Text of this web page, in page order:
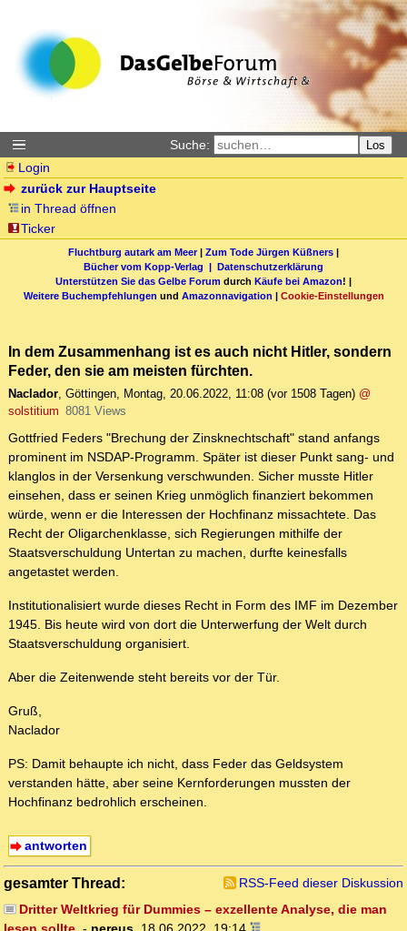
Suche: Los
Login
zurück zur Hauptseite
in Thread öffnen
Ticker
Fluchtburg autark am Meer| Zum Tode Jürgen Küßners |
Bücher vom Kopp-Verlag | Datenschutzerklärung
Unterstützen Sie das Gelbe Forum durch Käufe bei Amazon! |
Weitere Buchempfehlungen und Amazonnavigation | Cookie-Einstellungen
In dem Zusammenhang ist es auch nicht Hitler, sondern
Feder, den sie am meisten fürchten.
Naclador, Göttingen, Montag, 20.06.2022, 11:08 (vor 1508 Tagen) @
solstitium 8081 Views
Gottfried Feders "Brechung der Zinsknechtschaft" stand anfangs
prominent im NSDAP-Programm. Später ist dieser Punkt sang- und
klanglos in der Versenkung verschwunden. Sicher musste Hitler
einsehen, dass er seinen Krieg unmöglich finanziert bekommen
würde, wenn er die Interessen der Hochfinanz missachtete. Das
Recht der Oligarchenklasse, sich Regierungen mithilfe der
Staatsverschuldung Untertan zu machen, durfte keinesfalls
angetastet werden.
Institutionalisiert wurde dieses Recht in Form des IMF im Dezember
1945. Bis heute wird von dort die Unterwerfung der Welt durch
Staatsverschuldung organisiert.
Aber die Zeitenwende steht bereits vor der Tür.
Gruß,
Naclador
PS: Damit behaupte ich nicht, dass Feder das Geldsystem
verstanden hätte, aber seine Kernforderungen mussten der
Hochfinanz bedrohlich erscheinen.
antworten
gesamter Thread:
RSS-Feed dieser Diskussion
Dritter Weltkrieg für Dummies – exzellente Analyse, die man